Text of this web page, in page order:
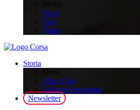
News
Foto
Video
Storia
Albo d’oro
Edizioni Precedenti
Newsletter